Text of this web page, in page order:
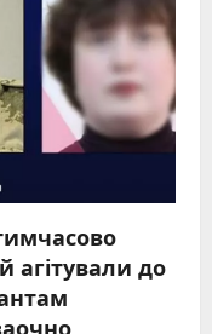
агітували до